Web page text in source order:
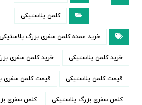
کلمن پلاستیکی
خرید عمده کلمن سفری بزرگ پلاستیکی
خرید کلمن پلاستیکی خرید کلمن سفری
قیمت کلمن پلاستیکی قیمت کلمن سفری
کلمن سفری بزرگ پلاستیکی کلمن سفری